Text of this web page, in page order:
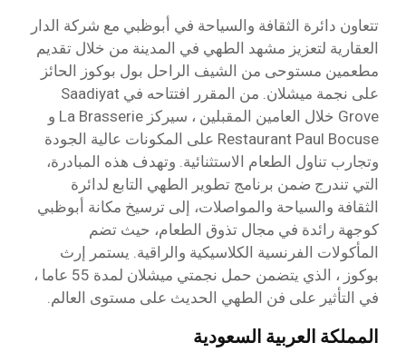
تتعاون دائرة الثقافة والسياحة في أبوظبي مع شركة الدار
العقارية لتعزيز مشهد الطهي في المدينة من خلال تقديم
مطعمين مستوحى من الشيف الراحل بول بوكوز الحائز
على نجمة ميشلان. من المقرر افتتاحه في Saadiyat
Grove خلال العامين المقبلين ، سيركز La Brasserie و
Restaurant Paul Bocuse على المكونات عالية الجودة
وتجارب تناول الطعام الاستثنائية. وتهدف هذه المبادرة،
التي تندرج ضمن برنامج تطوير الطهي التابع لدائرة
الثقافة والسياحة والمواصلات، إلى ترسيخ مكانة أبوظبي
كوجهة رائدة في مجال تذوق الطعام، حيث تضم
المأكولات الفرنسية الكلاسيكية والراقية. يستمر إرث
بوكوز ، الذي يتضمن حمل نجمتي ميشلان لمدة 55 عاما ،
في التأثير على فن الطهي الحديث على مستوى العالم.
المملكة العربية السعودية